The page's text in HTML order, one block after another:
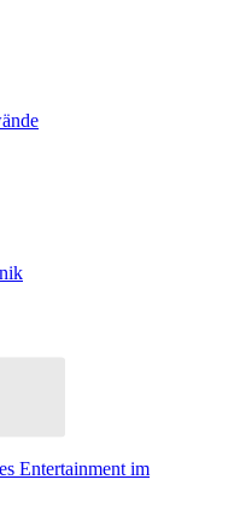
Entertainment im